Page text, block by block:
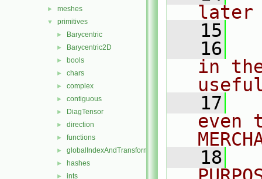
► meshes
▼ primitives
► Barycentric
► Barycentric2D
► bools
► chars
► complex
► contiguous
► DiagTensor
► direction
► functions
► globalIndexAndTransform
► hashes
► ints
later
   15
   16
in
   17
even
   18